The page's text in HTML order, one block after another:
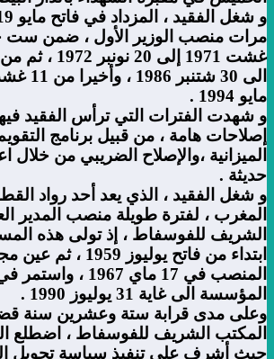
مايو 1994 .
و شهدت الفترات التي ترأس الفقيد
إصلاحات هامة ، من قبيل برنامج
الميزانية ،والإصلاح الضريبي من خلال
حديثة .
و شغل الفقيد ، الذي يعد أحد رواد
المغرب ، لفترة طويلة منصب المدير
الشريف للفوسفاط ، إذ تولى هذه
ابتداء من فاتح
المنصب في 17 ماي 1967
المؤسسة الى غاية 31 يوليوز 1990 .
وعلى مدى قرابة ستة وعشرين سنة
المكتب الشريف للفوسفاط ، اضطلع
حيث أشرف على تنفيذ سياسة تحويل